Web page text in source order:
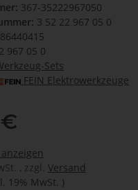
367-35222967050
3 52 22 967 05 0
967 05 0
Sets
FEIN Elektrowerkzeuge
, zzgl. Versand
19% MwSt. )